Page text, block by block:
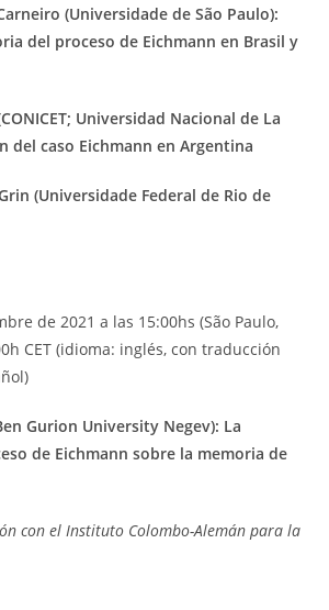
(Universidade de São Paulo):
del proceso de Eichmann en Brasil y
Universidad Nacional de La
del caso Eichmann en Argentina
(Universidade Federal de Rio de
de 2021 a las 15:00hs (São Paulo,
CET (idioma: inglés, con traducción
Gurion University Negev): La
de Eichmann sobre la memoria de
con el Instituto Colombo-Alemán para la